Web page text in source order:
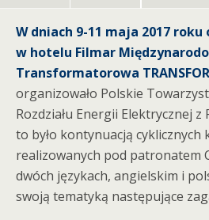
W dniach 9-11 maja 2017 roku
w hotelu Filmar
Transformatorowa
organizowało Polskie
Rozdziału Energii Elektrycznej
to było kontynuacją cyklicznych
realizowanych pod patronatem
dwóch językach, angielskim i
swoją tematyką następujące